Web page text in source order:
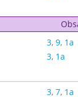
3, 9, 1a
3, 1a
3, 7, 1a